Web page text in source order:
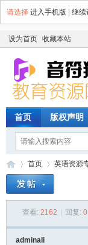
请选择 进入手机版 继续
设为首页 收藏本站
首页 版权声明
首页
›
英语资源
查看: 2162 回复: 0
adminali